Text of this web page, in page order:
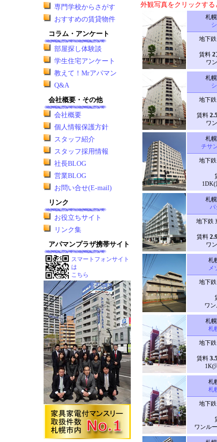
外観写真をクリックす
札
地下
賃料 2
ワ
札
地下
賃料
ワ
札
チサ
地下
1DK(
札
パ
地下鉄
賃料
ワ
札
メ
地下
ワ
札
札
地下
賃料
1K(
札
札
地下
ワンル
専門学校からさがす
おすすめの賃貸物件
コラム・アンケート
部屋探し体験談
学生住宅アンケート
教えて！Mrアパマン
Q&A
会社概要・その他
会社概要
個人情報保護方針
スタッフ紹介
スタッフ採用情報
社長BLOG
営業BLOG
お問い合せ(E-mail)
リンク
お役立ちサイト
リンク集
アパマンプラザ携帯サイト
スマートフォンサイト
は
こちら